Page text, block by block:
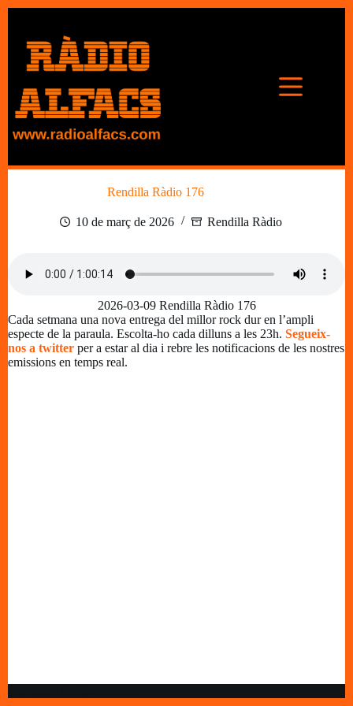
contingut
Rendilla Ràdio 176
10 de març de 2026 Rendilla Ràdio
2026-03-09 Rendilla Ràdio 176
Cada setmana una nova entrega del millor rock dur en l’ampli
especte de la paraula. Escolta-ho cada dilluns a les 23h. Segueix-
nos a twitter per a estar al dia i rebre les notificacions de les nostres
emissions en temps real.